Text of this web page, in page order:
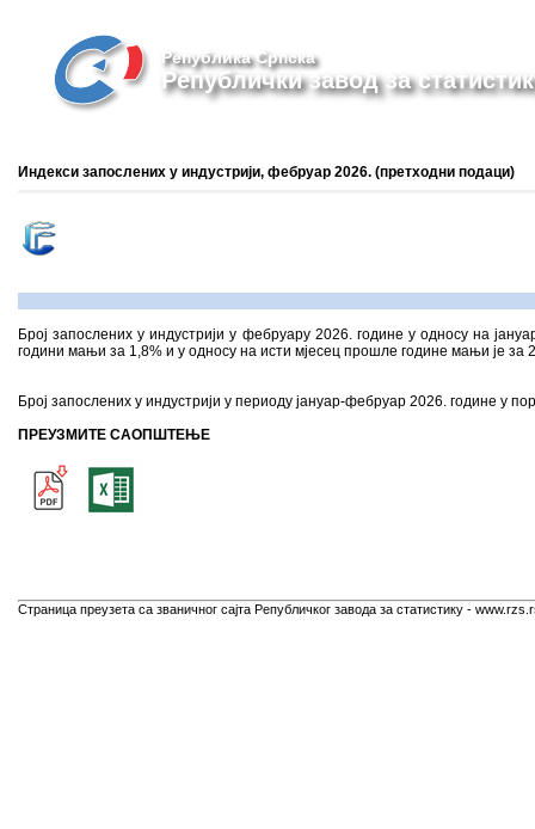
Република Српска
Републички завод за
Индекси запослених у индустрији, фебруар 2026. (претходни подаци)
Број запослених у индустрији у фебруару 2026. године у односу на
години мањи за 1,8% и у односу на исти мјесец прошле године мањи је за
Број запослених у индустрији у периоду јануар-фебруар 2026. године у
ПРЕУЗМИТЕ САОПШТЕЊЕ
Страница преузета са званичног сајта Републичког завода за статистику -